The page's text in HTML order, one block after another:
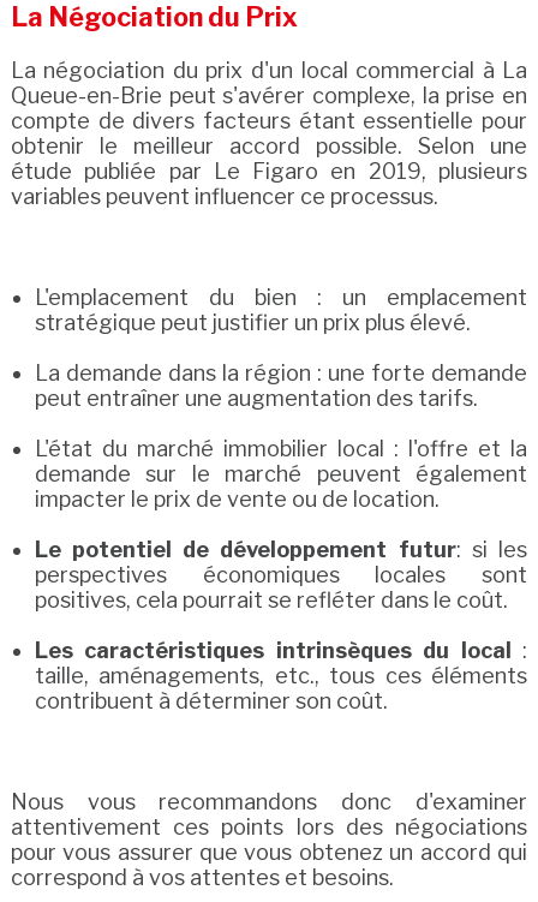
La Négociation du Prix
La négociation du prix d'un local commercial à La
Queue-en-Brie peut s'avérer complexe, la prise en
compte de divers facteurs étant essentielle pour
obtenir le meilleur accord possible. Selon une
étude publiée par Le Figaro en 2019, plusieurs
variables peuvent influencer ce processus.
L'emplacement du bien : un emplacement
stratégique peut justifier un prix plus élevé.
La demande dans la région : une forte demande
peut entraîner une augmentation des tarifs.
L'état du marché immobilier local : l'offre et la
demande sur le marché peuvent également
impacter le prix de vente ou de location.
Le potentiel de développement futur: si les
perspectives économiques locales sont
positives, cela pourrait se refléter dans le coût.
Les caractéristiques intrinsèques du local
:
taille, aménagements, etc., tous ces éléments
contribuent à déterminer son coût.
Nous vous recommandons donc d'examiner
attentivement ces points lors des négociations
pour vous assurer que vous obtenez un accord qui
correspond à vos attentes et besoins.